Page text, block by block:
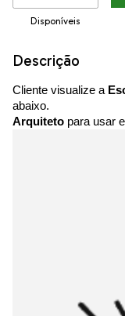
Disponíveis
Descrição
Cliente visualize a
abaixo.
Arquiteto para usar